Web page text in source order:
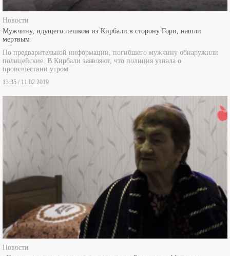
Новости
Мужчину, идущего пешком из Кирбали в сторону Гори, нашли
мертвым
По предварительной информации, погибшего мужчину обнаружили
полицейские. В Кирбали заявляют, что полиция узнала о
происшествии утром
13:35 / 11.02.2019
Новости